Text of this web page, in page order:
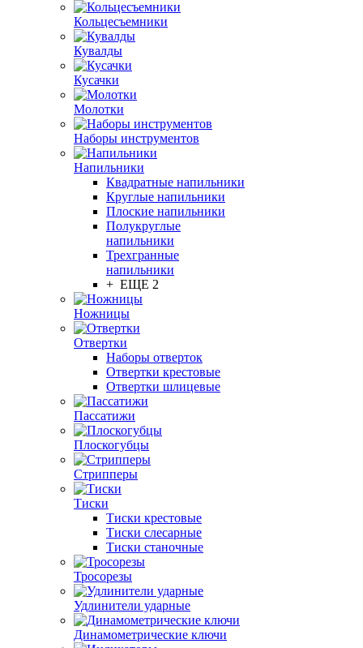
Кольцесъемники
Кувалды
Кусачки
Молотки
Наборы инструментов
Напильники
Квадратные напильники
Круглые напильники
Плоские напильники
Полукруглые
напильники
Трехгранные
напильники
+ ЕЩЕ 2
Ножницы
Отвертки
Наборы отверток
Отвертки крестовые
Отвертки шлицевые
Пассатижи
Плоскогубцы
Стрипперы
Тиски
Тиски крестовые
Тиски слесарные
Тиски станочные
Тросорезы
Удлинители ударные
Динамометрические ключи